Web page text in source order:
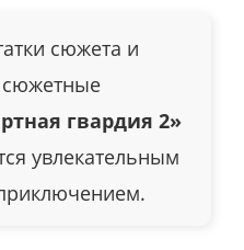
сюжета и
гвардия 2»
увлекательным